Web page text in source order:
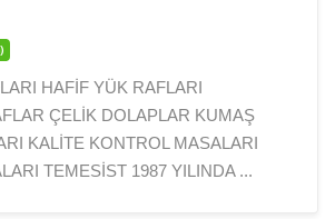
HAFİF YÜK RAFLARI
ÇELİK DOLAPLAR KUMAŞ
KALİTE KONTROL MASALARI
TEMESİST 1987 YILINDA ...